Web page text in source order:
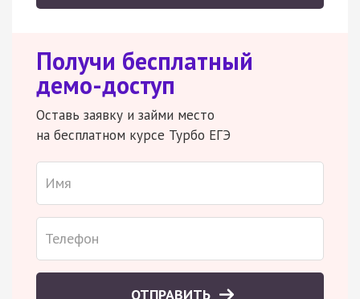
Получи бесплатный
демо-доступ
Оставь заявку и займи место
на бесплатном курсе Турбо ЕГЭ
ОТПРАВИТЬ